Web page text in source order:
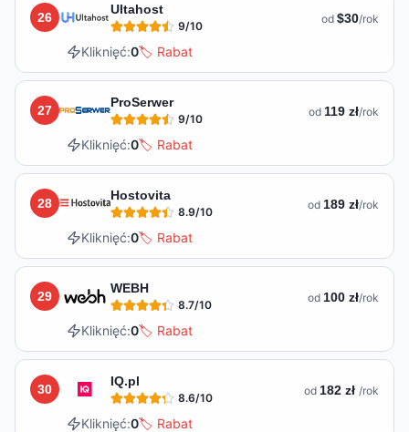
26
Ultahost
9/10 od $30/rok
Kliknięć:0🏷️ Rabat
27
ProSerwer
9/10 od 119 zł/rok
Kliknięć:0🏷️ Rabat
28
Hostovita
8.9/10 od 189 zł/rok
Kliknięć:0🏷️ Rabat
29
WEBH
8.7/10 od 100 zł/rok
Kliknięć:0🏷️ Rabat
30
IQ.pl
8.6/10 od 182 zł /rok
Kliknięć:0🏷️ Rabat